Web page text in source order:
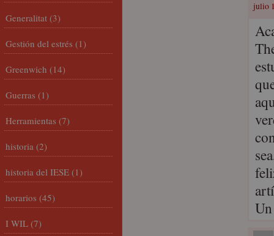
julio
Generalitat (3)
Gestión del estrés (1)
Greenwich (14)
Guerras (1)
Herramientas (7)
historia (2)
historia del IESE (1)
horarios (45)
I WIL (7)